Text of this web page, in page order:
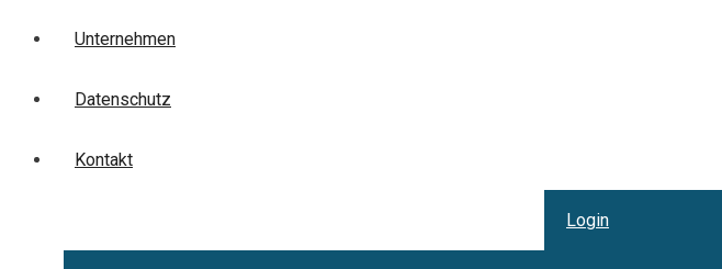
Unternehmen
Datenschutz
Kontakt
Login